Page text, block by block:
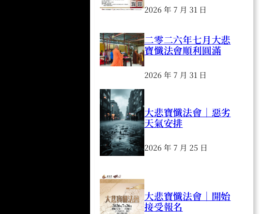
2026 年 7 月 31 日
二零二六年七月大悲
寶懺法會順利圓滿
2026 年 7 月 31 日
大悲寶懺法會｜惡劣
天氣安排
2026 年 7 月 25 日
大悲寶懺法會｜開始
接受報名